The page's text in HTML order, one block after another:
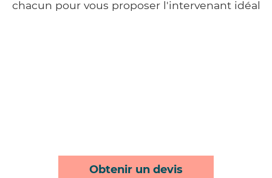
chacun pour vous proposer l'intervenant idéal
Obtenir un devis